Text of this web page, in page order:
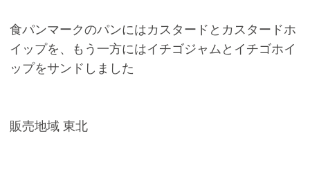
食パンマークのパンにはカスタードとカスタードホ
イップを、もう一方にはイチゴジャムとイチゴホイ
ップをサンドしました
販売地域 東北